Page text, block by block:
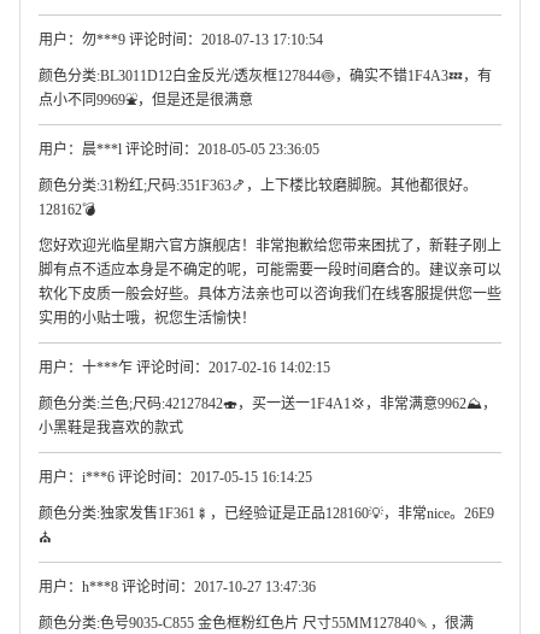
用户：勿***9 评论时间：2018-07-13 17:10:54
颜色分类:BL3011D12白金反光/透灰框127844🍥，确实不错1F4A3💤，有
点小不同9969⛲，但是还是很满意
用户：晨***l 评论时间：2018-05-05 23:36:05
颜色分类:31粉红;尺码:351F363🍤，上下楼比较磨脚腕。其他都很好。
128162💣
您好欢迎光临星期六官方旗舰店！非常抱歉给您带来困扰了，新鞋子刚上
脚有点不适应本身是不确定的呢，可能需要一段时间磨合的。建议亲可以
软化下皮质一般会好些。具体方法亲也可以咨询我们在线客服提供您一些
实用的小贴士哦，祝您生活愉快！
用户：十***乍 评论时间：2017-02-16 14:02:15
颜色分类:兰色;尺码:42127842🍣，买一送一1F4A1💢，非常满意9962⛰，
小黑鞋是我喜欢的款式
用户：i***6 评论时间：2017-05-15 16:14:25
颜色分类:独家发售1F361🍢，已经验证是正品128160💡，非常nice。26E9
⛪
用户：h***8 评论时间：2017-10-27 13:47:36
颜色分类:色号9035-C855 金色框粉红色片 尺寸55MM127840🍡，很满